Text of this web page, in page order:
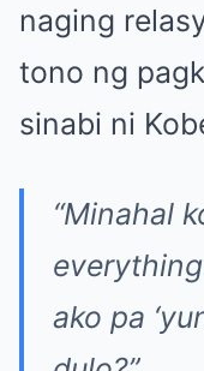
naging
tono ng
sinabi ni
“Minahal
ako pa